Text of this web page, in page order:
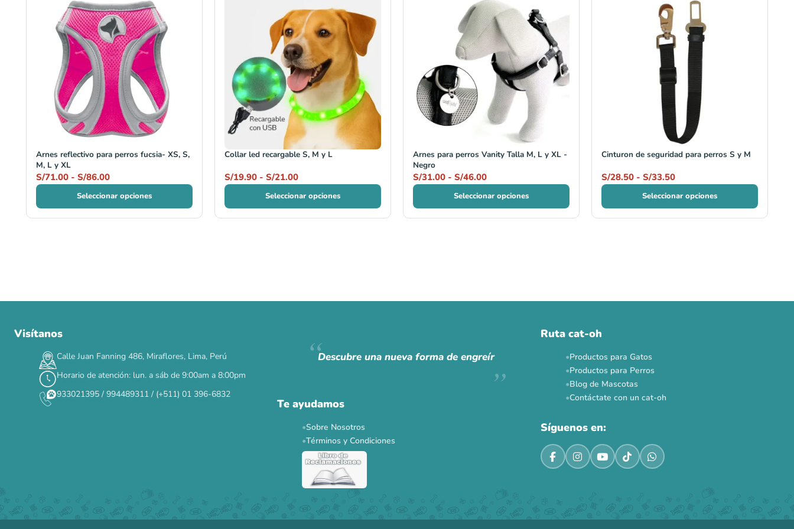
Arnes reflectivo para perros fucsia- XS, S,
M, L y XL
S/71.00 - S/86.00
de
precios:
desde
S/71.00
hasta
S/86.00
Seleccionar opciones
Collar led recargable S, M y L
S/19.90 - S/21.00
precios:
desde
S/19.90
hasta
S/21.00
Seleccionar opciones
Arnes para perros Vanity Talla M, L y XL -
Negro
S/31.00 - S/46.00
de
precios:
desde
S/31.00
hasta
S/46.00
Seleccionar opciones
Cinturon de seguridad para perros S y M
S/28.50 - S/33.50
precios:
desde
S/28.50
hasta
S/33.50
Seleccionar opciones
✕
CAT WEEK · 4 AL 8 DE AGOSTO
Solo por esta semana.
Applaws 15% Bravery 15% Hill's 15% Tiki Cat 5+1
Visítanos
Calle Juan Fanning 486, Miraflores, Lima, Perú
Horario de atención: lun. a sáb de 9:00am a 8:00pm
933021395 / 994489311 / (+511) 01 396-6832
Descubre una nueva forma de engreír
Te ayudamos
Sobre Nosotros
Términos y Condiciones
Ruta cat-oh
Productos para Gatos
Productos para Perros
Blog de Mascotas
Contáctate con un cat-oh
Síguenos en: